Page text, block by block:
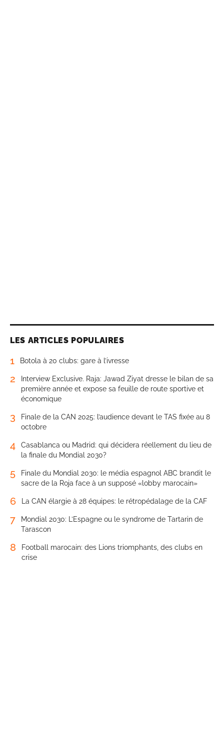
LES ARTICLES POPULAIRES
1 Botola à 20 clubs: gare à l’ivresse
2
Interview Exclusive. Raja: Jawad Ziyat dresse le bilan de sa
première année et expose sa feuille de route sportive et
économique
3
Finale de la CAN 2025: l’audience devant le TAS fixée au 8
octobre
4
Casablanca ou Madrid: qui décidera réellement du lieu de
la finale du Mondial 2030?
5
Finale du Mondial 2030: le média espagnol ABC brandit le
sacre de la Roja face à un supposé «lobby marocain»
6 La CAN élargie à 28 équipes: le rétropédalage de la CAF
7
Mondial 2030: L’Espagne ou le syndrome de Tartarin de
Tarascon
8
Football marocain: des Lions triomphants, des clubs en
crise